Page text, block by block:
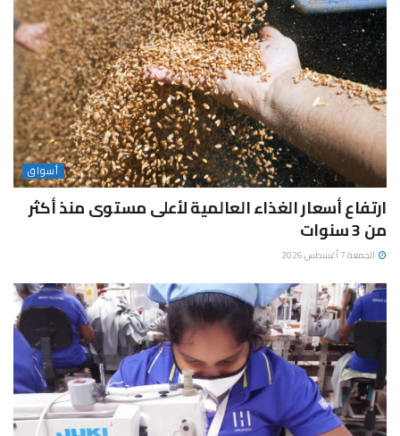
أسواق
ارتفاع أسعار الغذاء العالمية لأعلى مستوى منذ أكثر
من 3 سنوات
الجمعة 7 أغسطس 2026